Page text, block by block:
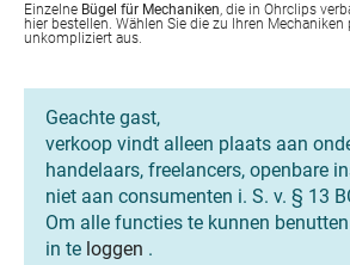
Einzelne Bügel für Mechaniken, die in Ohrclips
hier bestellen. Wählen Sie die zu Ihren Mechaniken
unkompliziert aus.
Geachte gast,
verkoop vindt alleen plaats aan
handelaars, freelancers, openbare
niet aan consumenten i. S. v. § 13
Om alle functies te kunnen
in te loggen .